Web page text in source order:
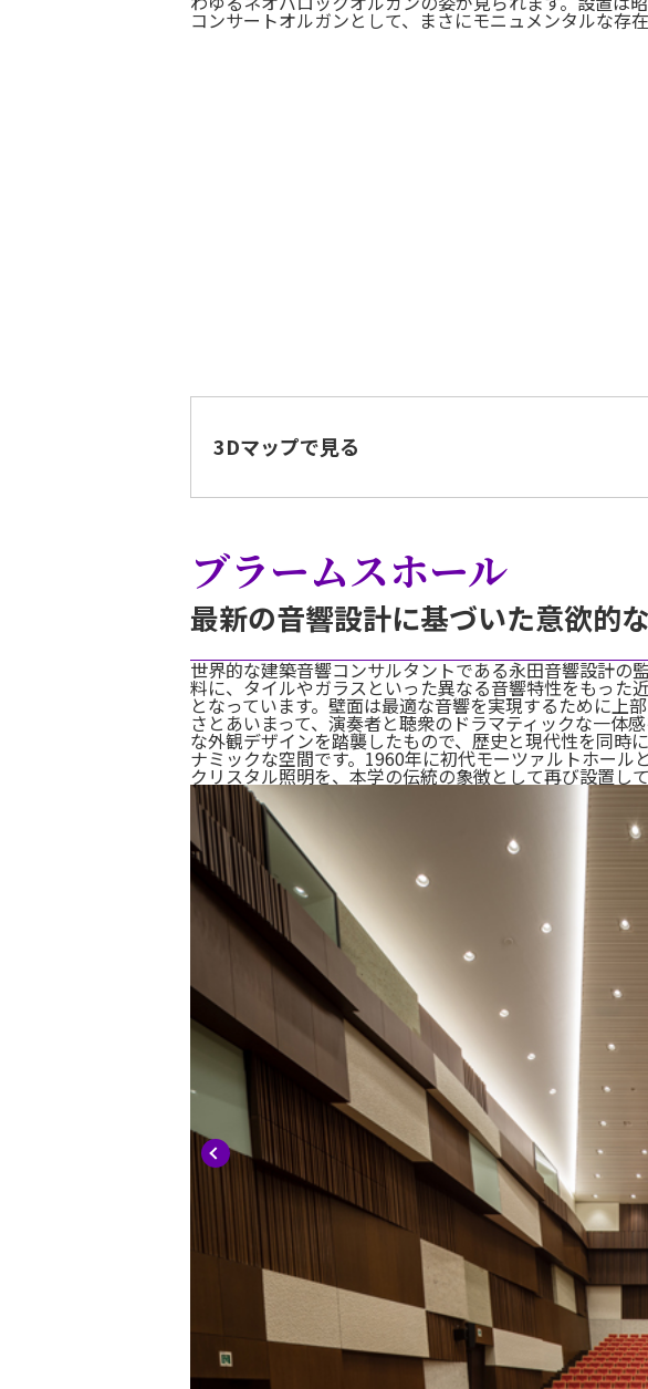
コンサートオルガンとして、まさにモニュメンタルな存
3Dマップで見る
ブラームスホール
最新の音響設計に基づいた意欲的
世界的な建築音響コンサルタントである永田音響設計の
料に、タイルやガラスといった異なる音響特性をもった
となっています。壁面は最適な音響を実現するために上
さとあいまって、演奏者と聴衆のドラマティックな一体
な外観デザインを踏襲したもので、歴史と現代性を同時
ナミックな空間です。1960年に初代モーツァルトホー
クリスタル照明を、本学の伝統の象徴として再び設置し